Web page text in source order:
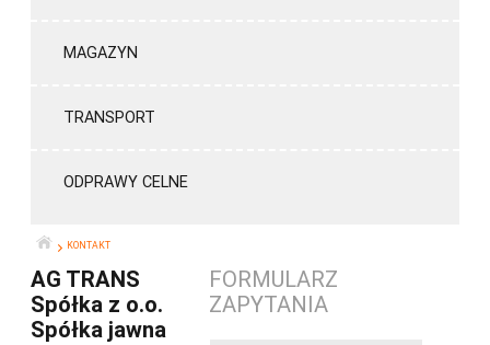
MAGAZYN
TRANSPORT
ODPRAWY CELNE
KONTAKT
AG TRANS
Spółka z o.o.
Spółka jawna
FORMULARZ
ZAPYTANIA